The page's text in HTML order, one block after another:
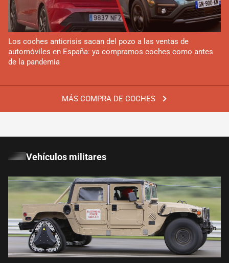
MÁS COMPRA DE COCHES
Los coches anticrisis sacan del pozo a las ventas de
automóviles en España: ya compramos coches como antes
de la pandemia
Vehículos militares